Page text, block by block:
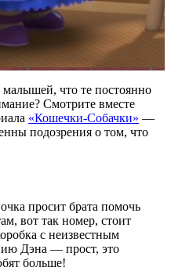
что те постоянно
Смотрите вместе
«Кошечки-Собачки» —
подозрения о том, что
просит брата помочь
вот так номер, стоит
с неизвестным
Дэна — прост, это
больше!